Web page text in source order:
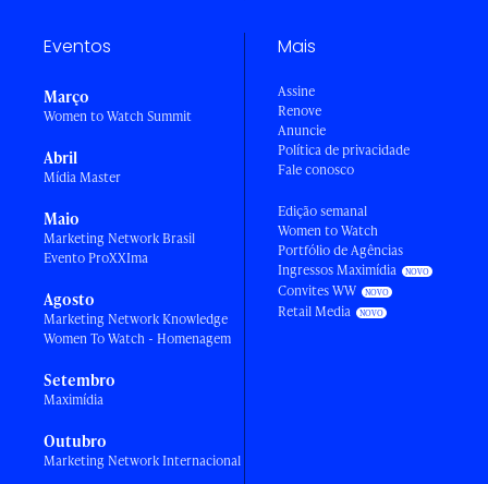
Eventos
Março
Women to Watch Summit
Abril
Mídia Master
Maio
Marketing Network Brasil
Evento ProXXIma
Agosto
Marketing Network Knowledge
Women To Watch - Homenagem
Setembro
Maximídia
Outubro
Marketing Network Internacional
Mais
Assine
Renove
Anuncie
Política de privacidade
Fale conosco
Edição semanal
Women to Watch
Portfólio de Agências
Ingressos Maximídia
Convites WW
Retail Media